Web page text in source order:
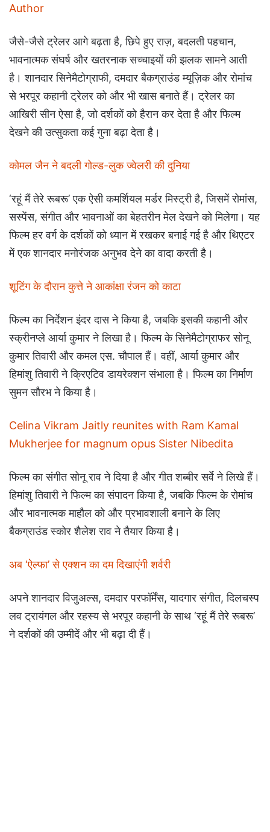
Author
जैसे-जैसे ट्रेलर आगे बढ़ता है, छिपे हुए राज़, बदलती पहचान,
भावनात्मक संघर्ष और खतरनाक सच्चाइयों की झलक सामने आती
है। शानदार सिनेमैटोग्राफी, दमदार बैकग्राउंड म्यूज़िक और रोमांच
से भरपूर कहानी ट्रेलर को और भी खास बनाते हैं। ट्रेलर का
आखिरी सीन ऐसा है, जो दर्शकों को हैरान कर देता है और फिल्म
देखने की उत्सुकता कई गुना बढ़ा देता है।
कोमल जैन ने बदली गोल्ड-लुक ज्वेलरी की दुनिया
‘रहूं मैं तेरे रूबरू’ एक ऐसी कमर्शियल मर्डर मिस्ट्री है, जिसमें रोमांस,
सस्पेंस, संगीत और भावनाओं का बेहतरीन मेल देखने को मिलेगा। यह
फिल्म हर वर्ग के दर्शकों को ध्यान में रखकर बनाई गई है और थिएटर
में एक शानदार मनोरंजक अनुभव देने का वादा करती है।
शूटिंग के दौरान कुत्ते ने आकांक्षा रंजन को काटा
फिल्म का निर्देशन इंदर दास ने किया है, जबकि इसकी कहानी और
स्क्रीनप्ले आर्या कुमार ने लिखा है। फिल्म के सिनेमैटोग्राफर सोनू
कुमार तिवारी और कमल एस. चौपाल हैं। वहीं, आर्या कुमार और
हिमांशु तिवारी ने क्रिएटिव डायरेक्शन संभाला है। फिल्म का निर्माण
सुमन सौरभ ने किया है।
Celina Vikram Jaitly reunites with Ram Kamal
Mukherjee for magnum opus Sister Nibedita
फिल्म का संगीत सोनू राव ने दिया है और गीत शब्बीर सर्वे ने लिखे हैं।
हिमांशु तिवारी ने फिल्म का संपादन किया है, जबकि फिल्म के रोमांच
और भावनात्मक माहौल को और प्रभावशाली बनाने के लिए
बैकग्राउंड स्कोर शैलेश राव ने तैयार किया है।
अब ‘ऐल्फा’ से एक्शन का दम दिखाएंगी शर्वरी
अपने शानदार विजुअल्स, दमदार परफॉर्मेंस, यादगार संगीत, दिलचस्प
लव ट्रायंगल और रहस्य से भरपूर कहानी के साथ ‘रहूं मैं तेरे रूबरू’
ने दर्शकों की उम्मीदें और भी बढ़ा दी हैं।